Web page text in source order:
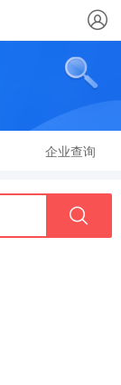
企业查询